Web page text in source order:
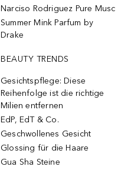
Narciso Rodriguez Pure Musc
Summer Mink Parfum by
Drake
BEAUTY TRENDS
Gesichtspflege: Diese
Reihenfolge ist die richtige
Milien entfernen
EdP, EdT & Co.
Geschwollenes Gesicht
Glossing für die Haare
Gua Sha Steine